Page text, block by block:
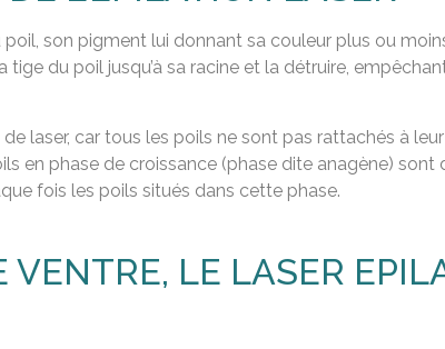
son pigment lui donnant sa couleur plus ou
tige du poil jusqu’à sa racine et la détruire,
de laser, car tous les poils ne sont pas rattachés à
en phase de croissance (phase dite anagène)
fois les poils situés dans cette phase.
VENTRE, LE LASER